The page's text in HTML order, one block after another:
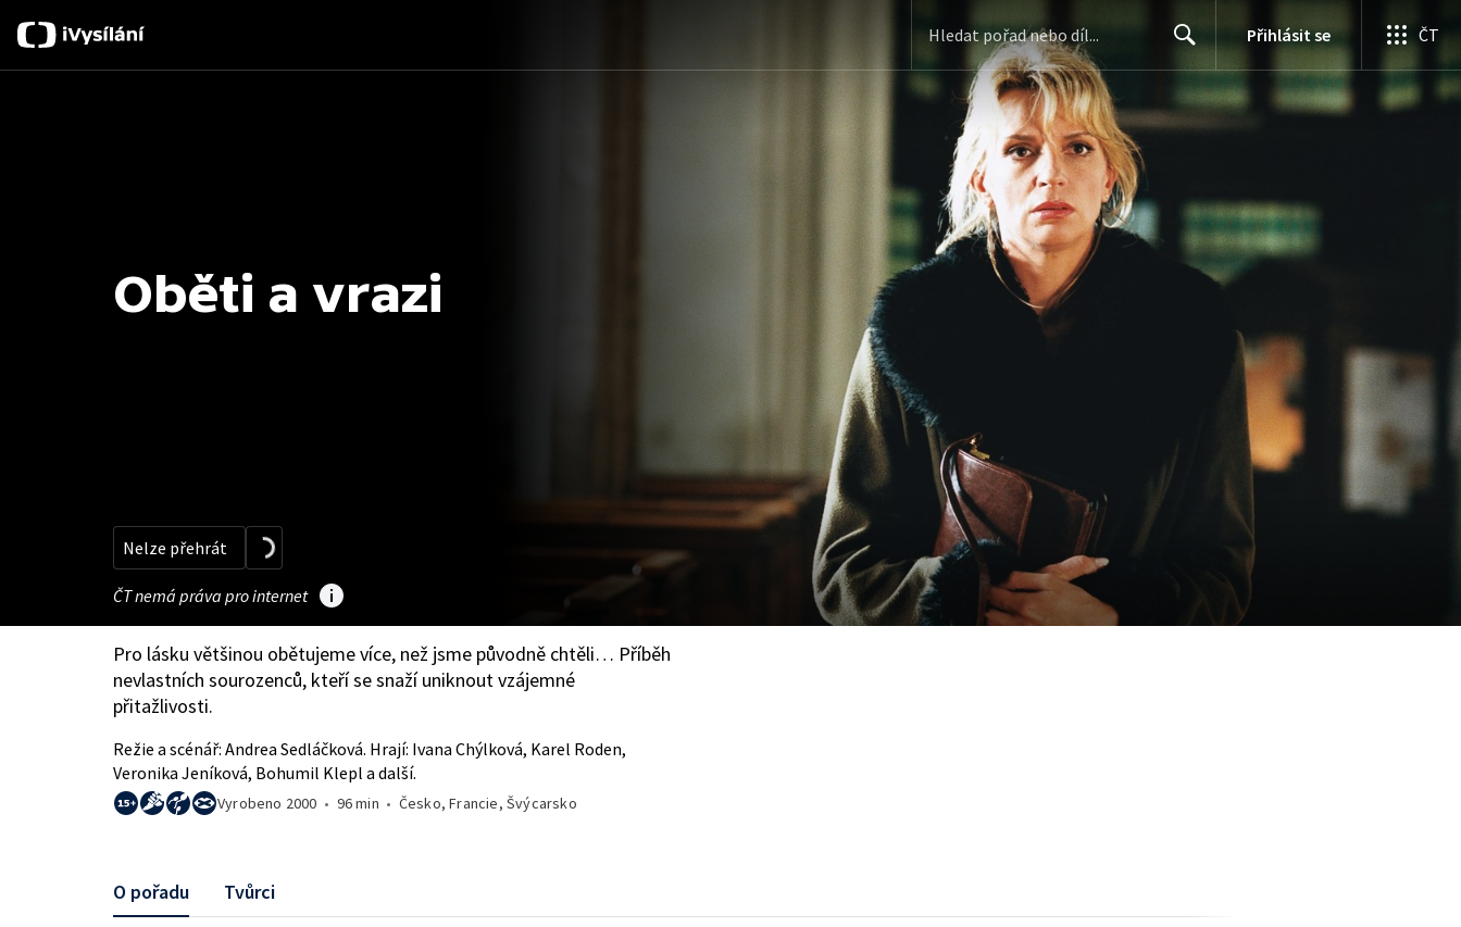
Search
Přihlásit se ČT
Oběti a vrazi
Nelze přehrát
ČT nemá práva pro internet
Pro lásku většinou obětujeme více, než jsme původně chtěli… Příběh
nevlastních sourozenců, kteří se snaží uniknout vzájemné
přitažlivosti.
Režie a scénář: Andrea Sedláčková. Hrají: Ivana Chýlková, Karel Roden,
Veronika Jeníková, Bohumil Klepl a další.
Vyrobeno 2000 • 96 min • Česko, Francie, Švýcarsko
O pořadu Tvůrci